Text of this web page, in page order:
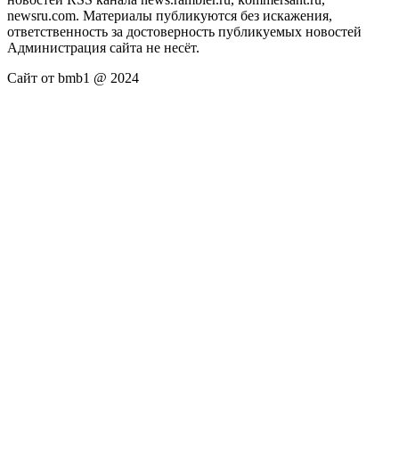
newsru.com. Материалы публикуются без искажения,
ответственность за достоверность публикуемых новостей
Администрация сайта не несёт.
Сайт от bmb1 @ 2024